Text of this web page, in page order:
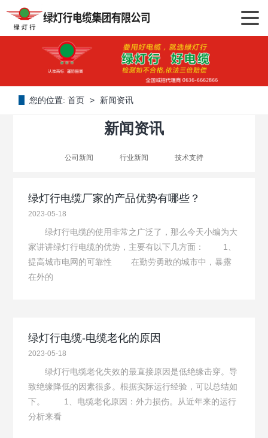
您的位置: 首页 > 新闻资讯
新闻资讯
公司新闻 行业新闻 技术支持
绿灯行电缆厂家的产品优势有哪些？
2023-05-18
绿灯行电缆的使用非常之广泛了，那么今天小编为大
家讲讲绿灯行电缆的优势，主要有以下几方面： 1、
提高城市电网的可靠性 在勤劳勇敢的城市中，暴露
在外的
绿灯行电缆-电缆老化的原因
2023-05-18
绿灯行电缆老化失效的最直接原因是低绝缘击穿。导
致绝缘降低的因素很多。根据实际运行经验，可以总结如
下。 1、电缆老化原因：外力损伤。从近年来的运行
分析来看